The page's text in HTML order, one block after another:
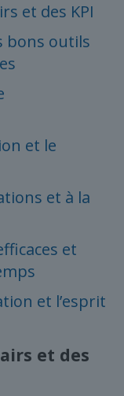
et des KPI
bons outils
et le
et à la
et
et l’esprit
et des